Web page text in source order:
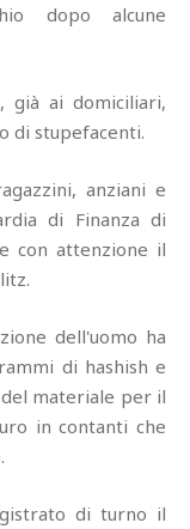
dopo alcune
già ai domiciliari,
di stupefacenti.
anziani e
di Finanza di
con attenzione il
dell'uomo ha
di hashish e
materiale per il
in contanti che
di turno il